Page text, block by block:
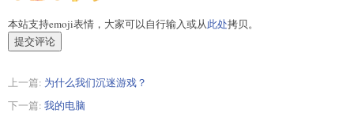
本站支持emoji表情，大家可以自行输入或从此处拷贝。
提交评论
上一篇: 为什么我们沉迷游戏？
下一篇: 我的电脑